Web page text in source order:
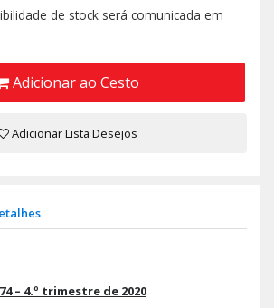
de stock será comunicada em
Adicionar ao Cesto
Adicionar Lista Desejos
– 4.º trimestre de 2020